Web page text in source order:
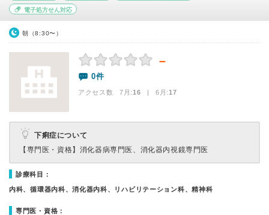
電子処方せん対応
朝（8:30〜）
－
0件
アクセス数 7月:16 | 6月:17
下痢症について
【専門医・資格】 消化器病専門医、消化器内視鏡専門医
診療科目：
内科、循環器内科、消化器内科、リハビリテーション科、精神科
専門医・資格：